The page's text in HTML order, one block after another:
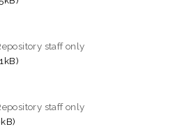
staff only
staff only